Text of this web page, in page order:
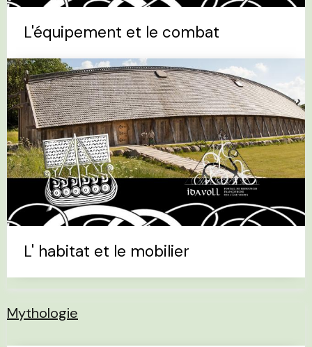
L'équipement et le combat
L' habitat et le mobilier
Mythologie